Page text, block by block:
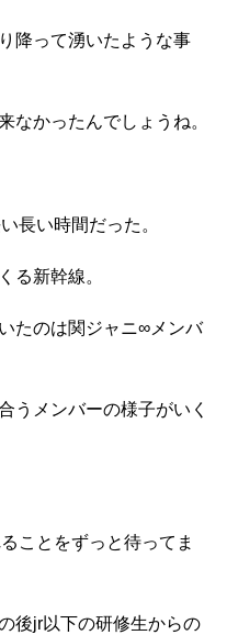
降って湧いたような事
なかったんでしょうね。
長い時間だった。
る新幹線。
たのは関ジャニ∞メンバ
うメンバーの様子がいく
ことをずっと待ってま
後jr以下の研修生からの